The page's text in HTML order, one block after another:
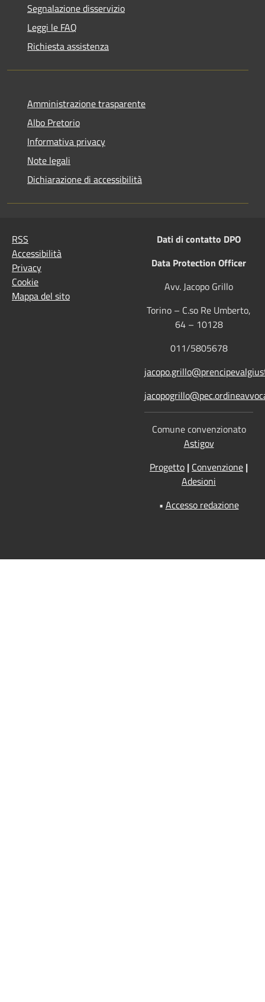
Segnalazione disservizio
Leggi le FAQ
Richiesta assistenza
Amministrazione trasparente
Albo Pretorio
Informativa privacy
Note legali
Dichiarazione di accessibilità
RSS
Accessibilità
Privacy
Cookie
Mappa del sito
Dati di contatto DPO
Data Protection Officer
Avv. Jacopo Grillo
Torino – C.so Re Umberto,
64 – 10128
011/5805678
Comune convenzionato
Astigov
Progetto | Convenzione |
Adesioni
• Accesso redazione